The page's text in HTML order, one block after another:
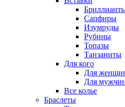
Сапфиры
Изумруды
Рубины
Топазы
Танзаниты
Для кого
Для
Для
Все колье
Браслеты